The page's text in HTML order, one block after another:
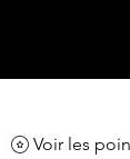
Voir les